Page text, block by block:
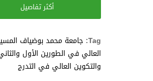
أكثر تفاصيل
Tag: جامعة محمد بوضياف
العالي في الطورين الأول
والتكوين العالي في التدرج